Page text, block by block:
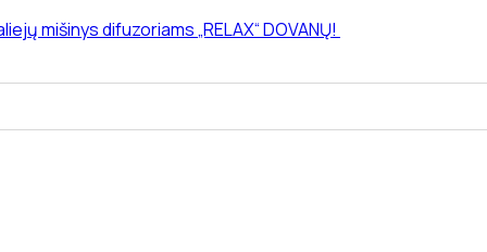
mišinys difuzoriams „RELAX“ DOVANŲ!